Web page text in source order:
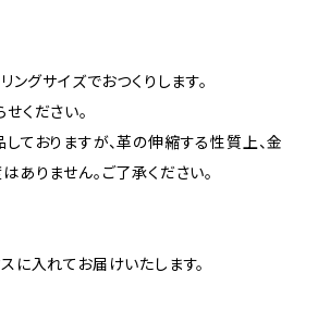
グサイズでおつくりします。
ください。
ておりますが、革の伸縮する性質上、金
ありません。ご了承ください。
に入れてお届けいたします。